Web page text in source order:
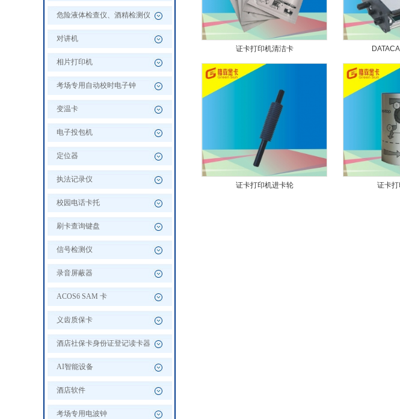
危险液体检查仪、酒精检测仪
对讲机
相片打印机
考场专用自动校时电子钟
变温卡
电子投包机
定位器
执法记录仪
校园电话卡托
刷卡查询键盘
信号检测仪
录音屏蔽器
ACOS6 SAM 卡
义齿质保卡
酒店社保卡身份证登记读卡器
AI智能设备
酒店软件
考场专用电波钟
证卡打印机清洁卡
证卡打印机进卡轮 证卡